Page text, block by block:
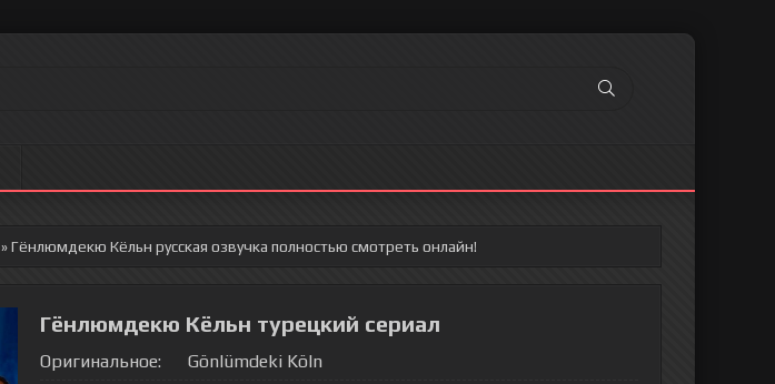
» Гёнлюмдекю Кёльн русская озвучка полностью смотреть онлайн!
Гёнлюмдекю Кёльн турецкий сериал
Оригинальное:
Gönlümdeki Köln